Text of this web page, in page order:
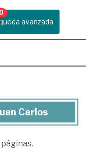
avanzada
0
Carlos
páginas.